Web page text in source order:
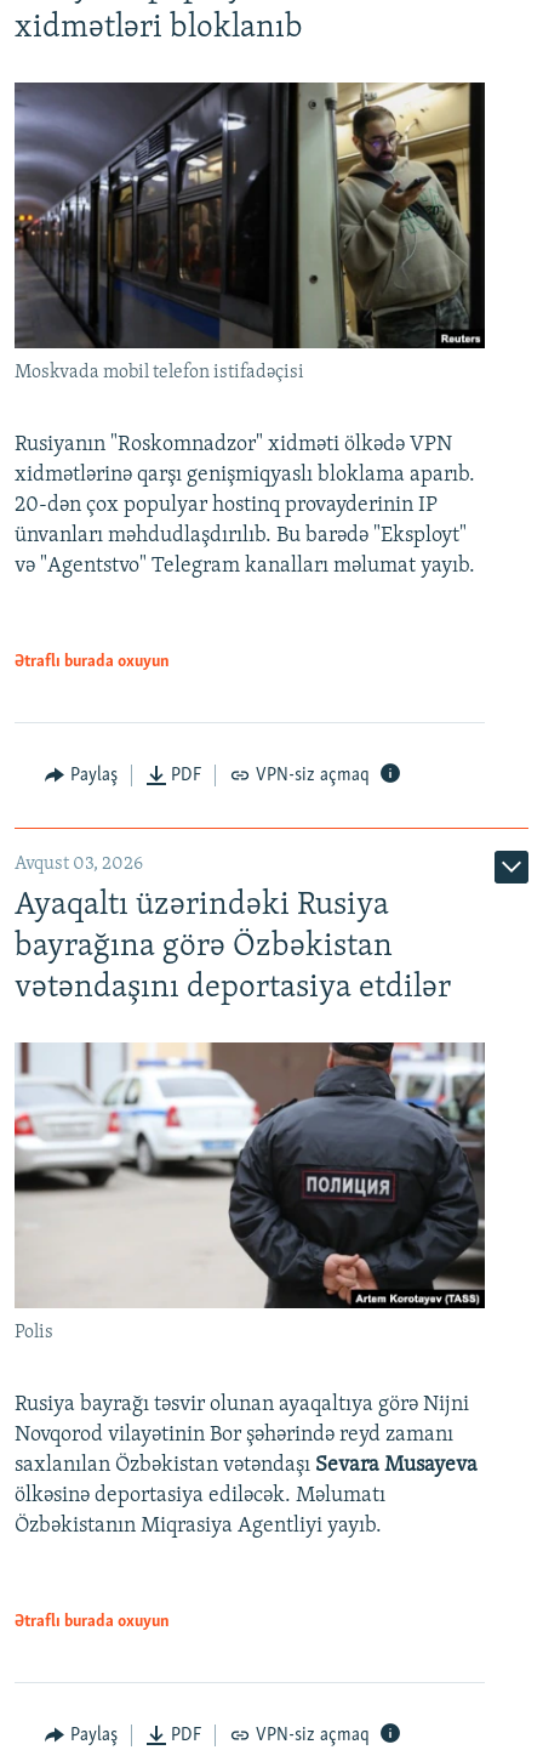
xidmətləri bloklanıb
Moskvada mobil telefon istifadəçisi
Rusiyanın "Roskomnadzor" xidməti ölkədə VPN
xidmətlərinə qarşı genişmiqyaslı bloklama aparıb.
20-dən çox populyar hostinq provayderinin IP
ünvanları məhdudlaşdırılıb. Bu barədə "Eksployt"
və "Agentstvo" Telegram kanalları məlumat yayıb.
Ətraflı burada oxuyun
Paylaş PDF VPN-siz açmaq
Avqust 03, 2026
Ayaqaltı üzərindəki Rusiya
bayrağına görə Özbəkistan
vətəndaşını deportasiya etdilər
Polis
Rusiya bayrağı təsvir olunan ayaqaltıya görə Nijni
Novqorod vilayətinin Bor şəhərində reyd zamanı
saxlanılan Özbəkistan vətəndaşı Sevara Musayeva
ölkəsinə deportasiya ediləcək. Məlumatı
Özbəkistanın Miqrasiya Agentliyi yayıb.
Ətraflı burada oxuyun
Paylaş PDF VPN-siz açmaq